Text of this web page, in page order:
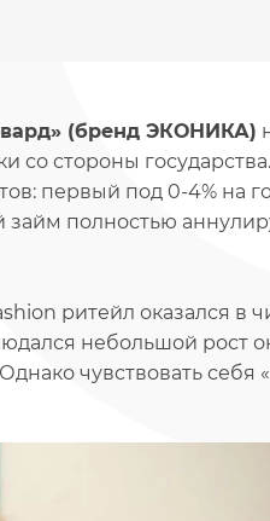
(бренд ЭКОНИКА)
со стороны
первый под 0-4% на
полностью
ритейл оказался в
небольшой рост
чувствовать себя